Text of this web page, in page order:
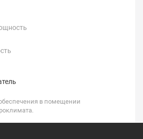
в помещении